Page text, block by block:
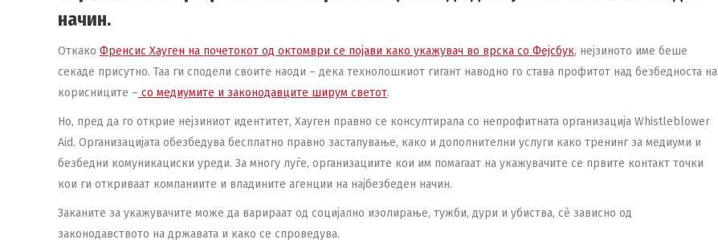
начин.
Откако Френсис Хауген на почетокот од октомври се појави како укажувач во врска со Фејсбук, нејзиното име беше
секаде присутно. Таа ги сподели своите наоди – дека технолошкиот гигант наводно го става профитот над безбедноста на
корисниците – со медиумите и законодавците ширум светот.
Но, пред да го открие нејзиниот идентитет, Хауген правно се консултирала со непрофитната организација Whistleblower
Aid. Организацијата обезбедува бесплатно правно застапување, како и дополнителни услуги како тренинг за медиуми и
безбедни комуникациски уреди. За многу луѓе, организациите кои им помагаат на укажувачите се првите контакт точки
кои ги откриваат компаниите и владините агенции на најбезбеден начин.
Заканите за укажувачите може да варираат од социјално изолирање, тужби, дури и убиства, сѐ зависно од
законодавството на државата и како се спроведува.